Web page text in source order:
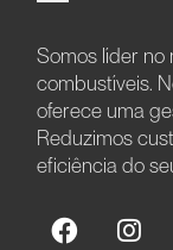
Somos líder
combustíveis.
oferece uma
Reduzimos
eficiência do